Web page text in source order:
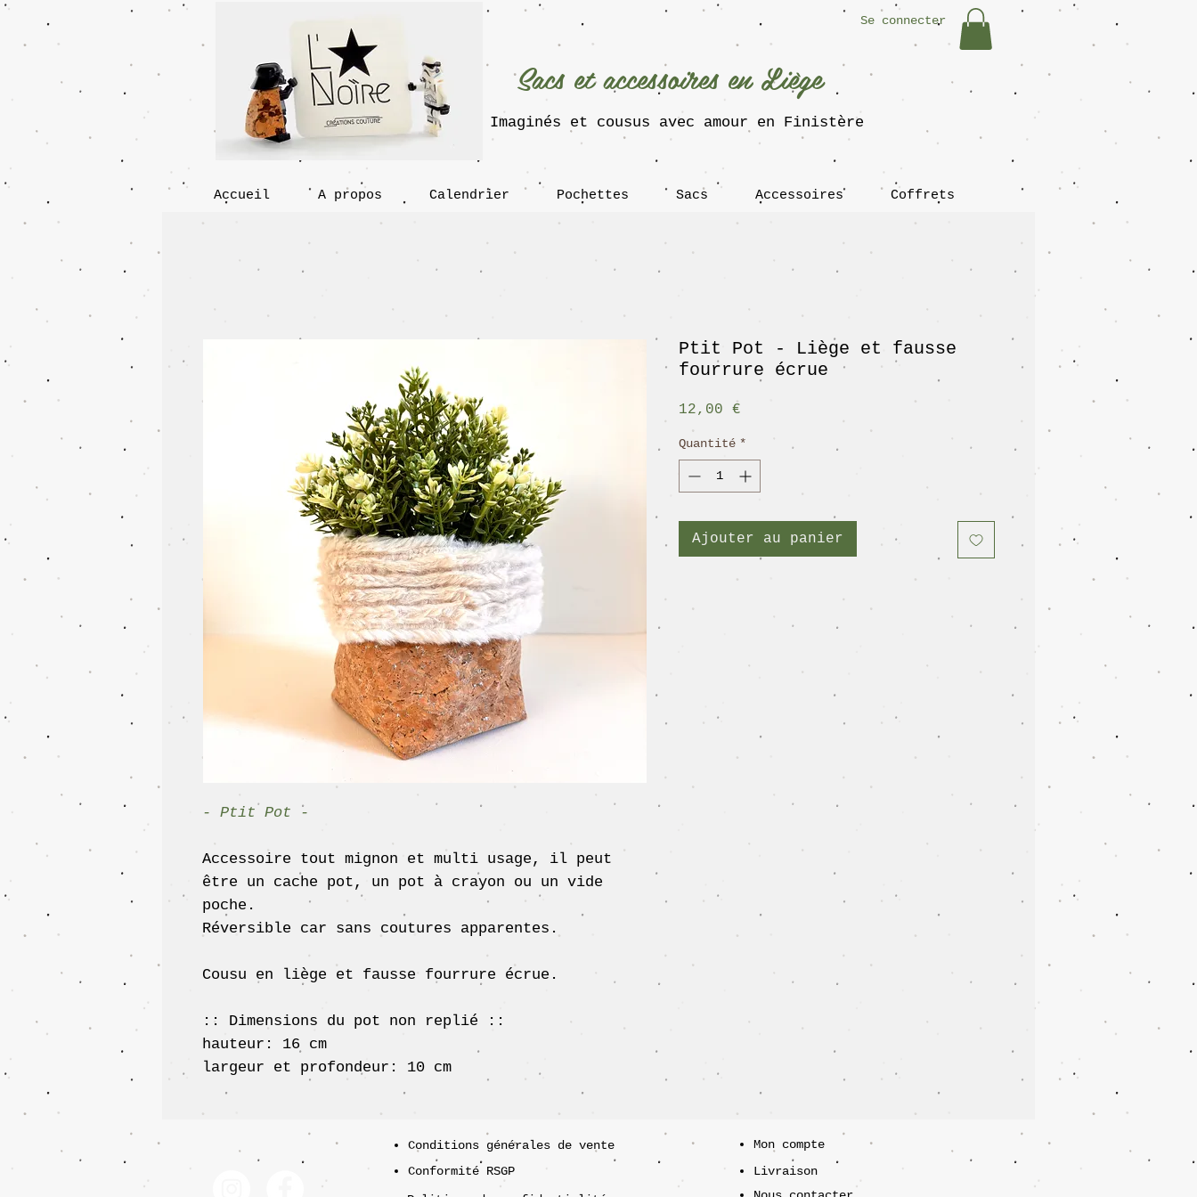
Accueil A propos Calendrier Pochettes Sacs Accessoires Coffrets
Imaginés et cousus avec amour en Finistère
Se connecter
Sacs et accessoires en Liège
- Ptit Pot -
Accessoire tout mignon et multi usage, il peut
être un cache pot, un pot à crayon ou un vide
poche.
Réversible car sans coutures apparentes.
Cousu en liège et fausse fourrure écrue.
:: Dimensions du pot non replié ::
hauteur: 16 cm
largeur et profondeur: 10 cm
Ptit Pot - Liège et fausse
fourrure écrue
12,00 €
Quantité *
Ajouter au panier
Conditions générales de vente
Mon compte
Conformité RSGP
Livraison